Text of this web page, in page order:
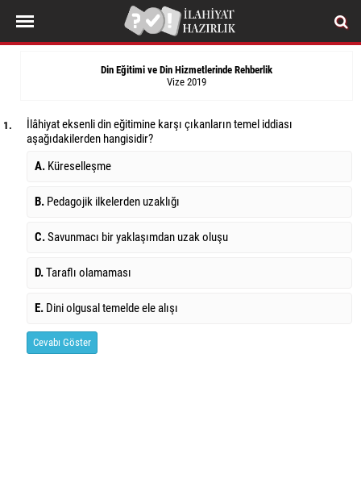
Din Eğitimi ve Din Hizmetlerinde Rehberlik
Vize 2019
1.
İlâhiyat eksenli din eğitimine karşı çıkanların temel iddiası
aşağıdakilerden hangisidir?
A. Küreselleşme
B. Pedagojik ilkelerden uzaklığı
C.Savunmacı bir yaklaşımdan uzak oluşu
D.Taraflı olamaması
E. Dini olgusal temelde ele alışı
Cevabı Göster